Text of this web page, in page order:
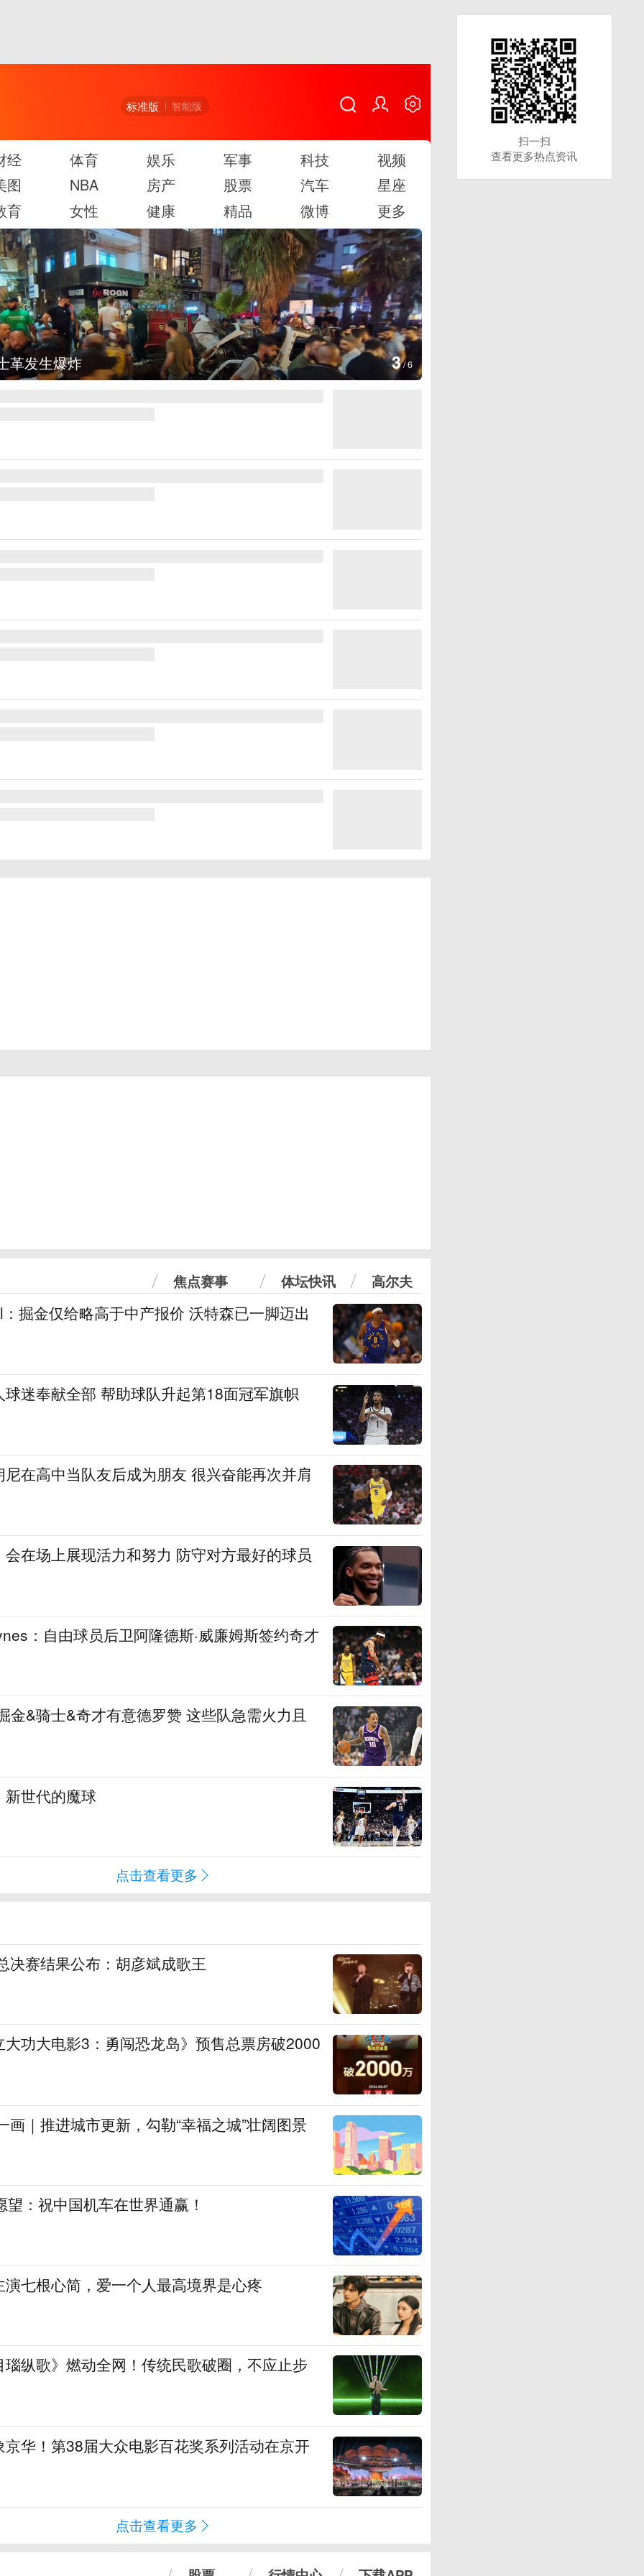
标准版 智能版
经 体育 娱乐 军事 科技
视频
图
NBA 房产 股票 汽车
星座
育
女性 健康 精品 微博 更多
欢庆火把节 4/6
焦点赛事 体坛快讯 高尔夫
掘金仅给略高于中产报价 沃特森已一脚迈出
迷奉献全部 帮助球队升起第18面冠军旗帜
在高中当队友后成为朋友 很兴奋能再次并肩
在场上展现活力和努力 防守对方最好的球员
：自由球员后卫阿隆德斯·威廉姆斯签约奇才
金&骑士&奇才有意德罗赞 这些队急需火力且
世代的魔球
点击查看更多
决赛结果公布：胡彦斌成歌王
功大电影3：勇闯恐龙岛》预售总票房破2000
画｜推进城市更新，勾勒“幸福之城”壮阔图景
：祝中国机车在世界通赢！
七根心简，爱一个人最高境界是心疼
纵歌》燃动全网！传统民歌破圈，不应止步
华！第38届大众电影百花奖系列活动在京开
点击查看更多
扫一扫
查看更多热点资讯
扫一扫
查看更多热点资讯